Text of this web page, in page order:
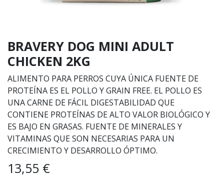
BRAVERY DOG MINI ADULT
CHICKEN 2KG
ALIMENTO PARA PERROS CUYA ÚNICA FUENTE DE
PROTEÍNA ES EL POLLO Y GRAIN FREE. EL POLLO ES
UNA CARNE DE FÁCIL DIGESTABILIDAD QUE
CONTIENE PROTEÍNAS DE ALTO VALOR BIOLÓGICO Y
ES BAJO EN GRASAS. FUENTE DE MINERALES Y
VITAMINAS QUE SON NECESARIAS PARA UN
CRECIMIENTO Y DESARROLLO ÓPTIMO.
13,55 €